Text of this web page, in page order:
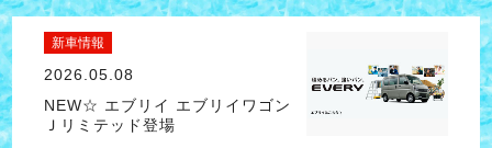
新車情報
2026.05.08
NEW☆ エブリイ エブリイワゴン
Ｊリミテッド登場